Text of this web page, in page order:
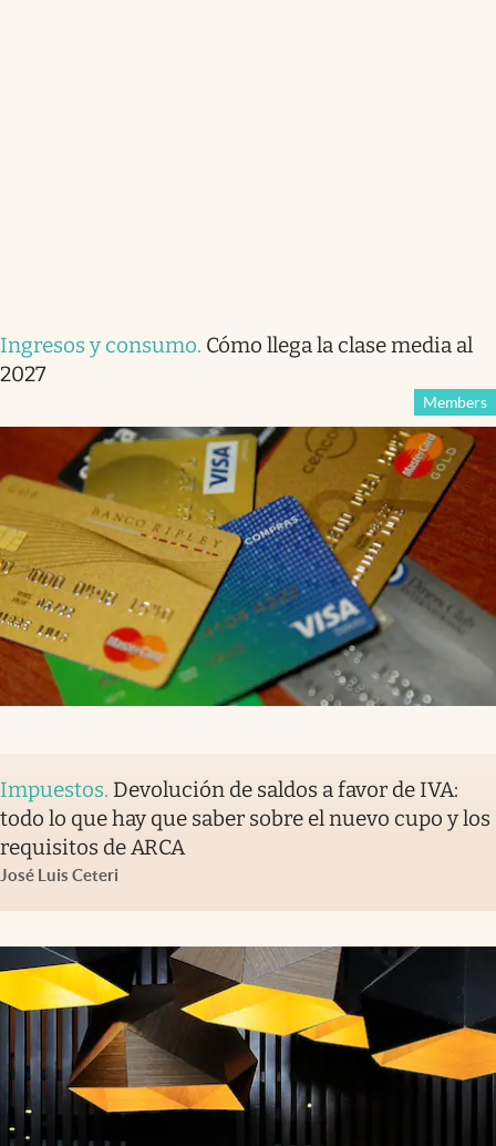
Ingresos y consumo. Cómo llega la clase media al
2027
Members
Impuestos. Devolución de saldos a favor de IVA:
todo lo que hay que saber sobre el nuevo cupo y los
requisitos de ARCA
José Luis Ceteri